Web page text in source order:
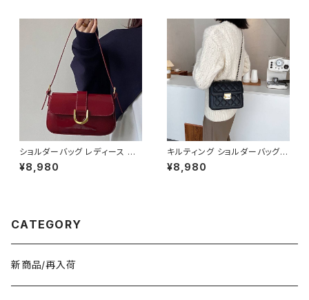
ンサイズ K-B0283
ッド K-B0308
ショルダーバッグ レディース エ
ナメルバッグ ミニバッグ ワンショ
ルダー 斜めがけバッグ 2WAY
¥8,980
キルティング ショルダーバッグ
レディース チェーンバッグ ミニ
バッグ 斜めがけバッグ ワンショ
K-B0288
¥8,980
CATEGORY
新商品/再入荷